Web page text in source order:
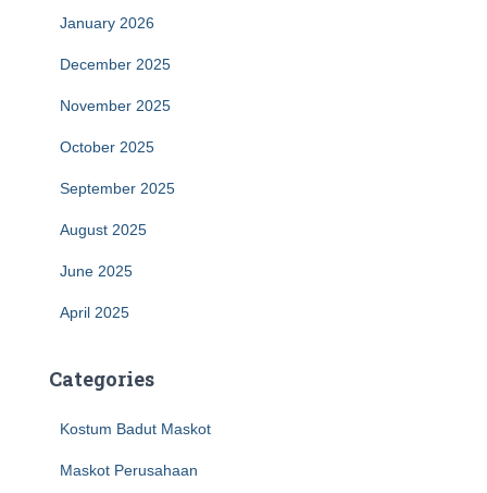
January 2026
December 2025
November 2025
October 2025
September 2025
August 2025
June 2025
April 2025
Categories
Kostum Badut Maskot
Maskot Perusahaan